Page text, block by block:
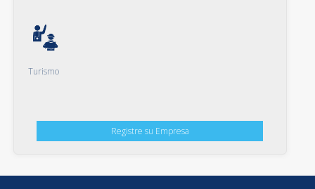
Turismo
Registre su Empresa